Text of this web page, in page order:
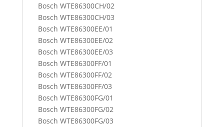
Bosch WTE86300CH/02
Bosch WTE86300CH/03
Bosch WTE86300EE/01
Bosch WTE86300EE/02
Bosch WTE86300EE/03
Bosch WTE86300FF/01
Bosch WTE86300FF/02
Bosch WTE86300FF/03
Bosch WTE86300FG/01
Bosch WTE86300FG/02
Bosch WTE86300FG/03